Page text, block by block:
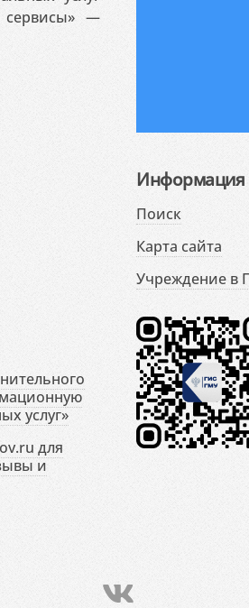
сервисы» —
услуг»
для
и
Информация
Поиск
Карта сайта
Учреждение в